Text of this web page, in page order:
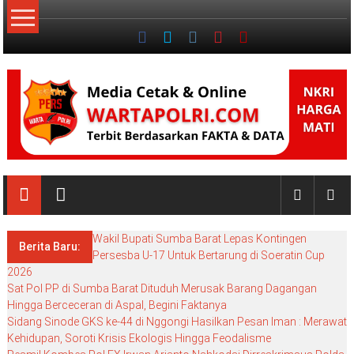
Lompat
ke
NKRI
NKRI
MATIBerita Baru:
Wakil Bupati Sumba Barat Lepas Kontingen
Persesba U-17 Untuk Bertarung di Soeratin Cup
2026
Sat Pol PP di Sumba Barat Dituduh Merusak Barang Dagangan
Hingga Berceceran di Aspal, Begini Faktanya
Sidang Sinode GKS ke-44 di Nggongi Hasilkan Pesan Iman : Merawat
Kehidupan, Soroti Krisis Ekologis Hingga Feodalisme